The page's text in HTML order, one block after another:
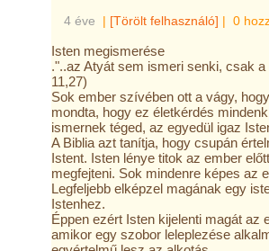
4 éve | [Törölt felhasználó] | 0
Isten megismerése
."..az Atyát sem ismeri senki, csak
11,27)
Sok ember szívében ott a vágy,
mondta, hogy ez életkérdés
ismernek téged, az egyedül igaz
A Biblia azt tanítja, hogy csupán
Istent. Isten lénye titok az ember
megfejteni. Sok mindenre képes az
Legfeljebb elképzel magának egy
Istenhez.
Éppen ezért Isten kijelenti magát az
amikor egy szobor leleplezése